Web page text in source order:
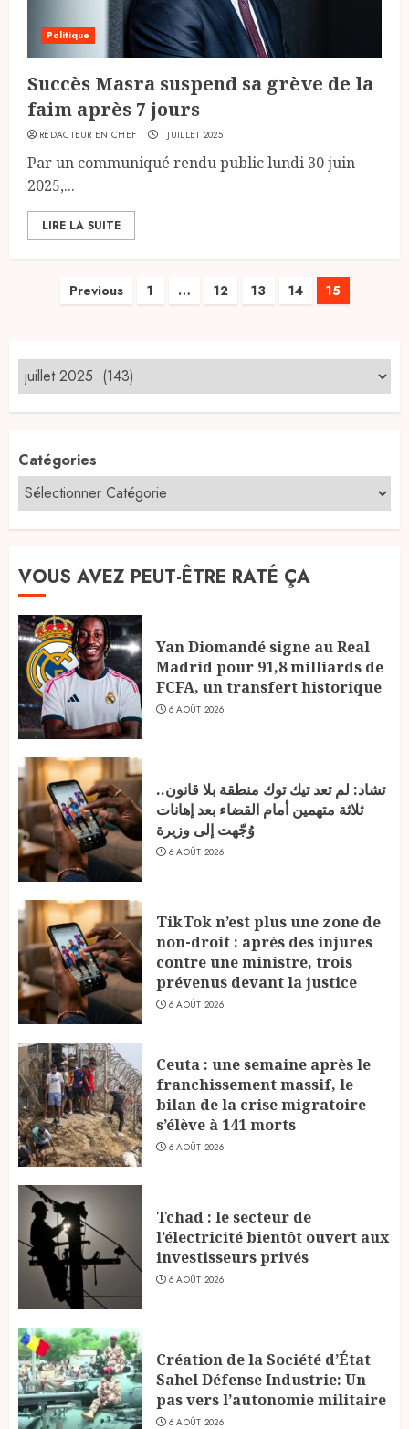
Politique
Succès Masra suspend sa grève de la
faim après 7 jours
RÉDACTEUR EN CHEF 1 JUILLET 2025
Par un communiqué rendu public lundi 30 juin
2025,...
LIRE LA SUITE
Pagination
publications
Previous 1 … 12 13 14 15
Catégories
VOUS AVEZ PEUT-ÊTRE RATÉ ÇA
Yan Diomandé signe au Real
Madrid pour 91,8 milliards de
FCFA, un transfert historique
6 AOÛT 2026
تشاد: لم تعد تيك توك منطقة بلا قانون..
ثلاثة متهمين أمام القضاء بعد إهانات
وُجّهت إلى وزيرة
6 AOÛT 2026
TikTok n’est plus une zone de
non-droit : après des injures
contre une ministre, trois
prévenus devant la justice
6 AOÛT 2026
Ceuta : une semaine après le
franchissement massif, le
bilan de la crise migratoire
s’élève à 141 morts
6 AOÛT 2026
Tchad : le secteur de
l’électricité bientôt ouvert aux
investisseurs privés
6 AOÛT 2026
Création de la Société d’État
Sahel Défense Industrie: Un
pas vers l’autonomie militaire
6 AOÛT 2026